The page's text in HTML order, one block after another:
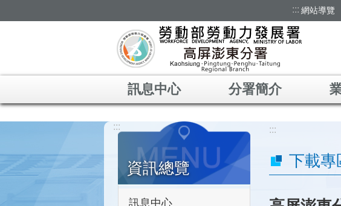
::: 網站導覽
訊息中心 分署簡介
:::
資訊總覽
訊息中心
:::
下載專